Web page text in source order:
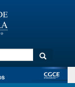
Buscar